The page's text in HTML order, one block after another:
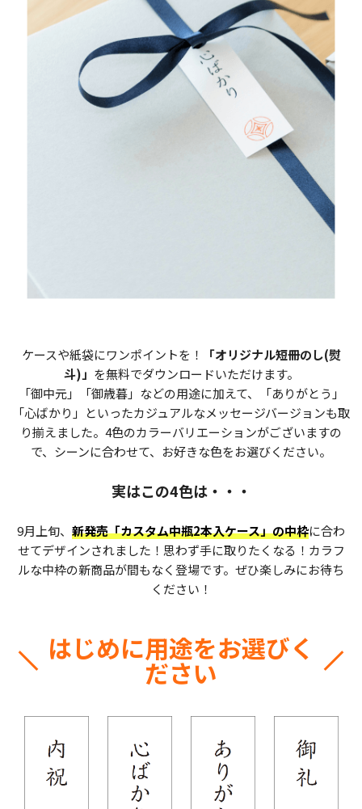
ケースや紙袋にワンポイントを！
「オリジナル短冊のし(熨
斗)」 を無料でダウンロードいただけます。
「御中元」「御歳暮」などの用途に加えて、
「ありがとう」
「心ばかり」といったカジュアルなメッセージバージョンも取
り揃えました。 4色のカラーバリエーションがございますの
で、 シーンに合わせて、お好きな色をお選びください。
実はこの4色は・・・
9月上旬、 新発売「カスタム中瓶2本入ケース」の中枠に合わ
せてデザインされました！ 思わず手に取りたくなる！カラフ
ルな中枠の新商品が間もなく登場です。 ぜひ楽しみにお待ち
ください！
はじめに用途をお選びく
ださい